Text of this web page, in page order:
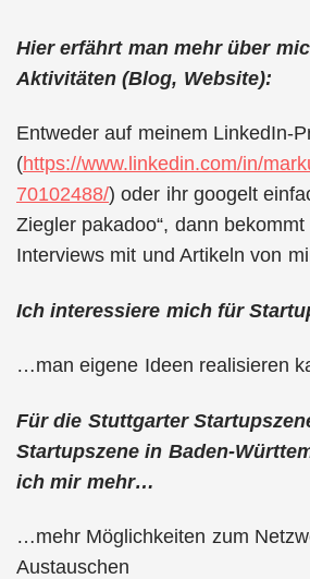
Hier erfährt man mehr über
Aktivitäten (Blog, Website):
Entweder auf meinem LinkedIn-
(https://www.linkedin.com/in/
70102488/) oder ihr googelt
Ziegler pakadoo“, dann
Interviews mit und Artikeln von
Ich interessiere mich für
…man eigene Ideen realisieren
Für die Stuttgarter
Startupszene in Baden-
ich mir mehr…
…mehr Möglichkeiten zum
Austauschen